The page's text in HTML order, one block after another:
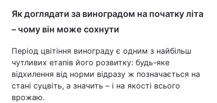
Як доглядати за виноградом на початку літа
– чому він може сохнути
Період цвітіння винограду є одним з найбільш
чутливих етапів його розвитку: будь-яке
відхилення від норми відразу ж позначається на
стані суцвіть, а значить – і на якості всього
врожаю.